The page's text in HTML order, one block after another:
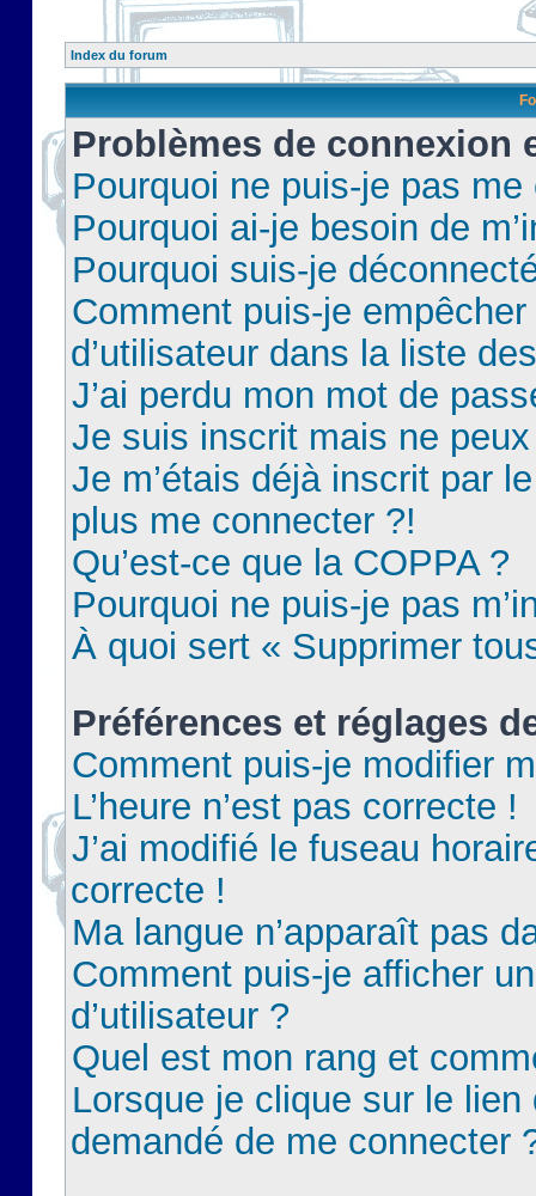
Index du forum
Problèmes de connexion
Pourquoi ne puis-je pas
Pourquoi ai-je besoin de
Pourquoi suis-je
Comment puis-je
d’utilisateur dans la liste
J’ai perdu mon mot de
Je suis inscrit mais ne
Je m’étais déjà inscrit par
plus me connecter ?!
Qu’est-ce que la COPPA ?
Pourquoi ne puis-je pas
À quoi sert « Supprimer
Préférences et réglages
Comment puis-je modifier
L’heure n’est pas correcte !
J’ai modifié le fuseau
correcte !
Ma langue n’apparaît pas
Comment puis-je afficher
d’utilisateur ?
Quel est mon rang et
Lorsque je clique sur le lien
demandé de me connecter